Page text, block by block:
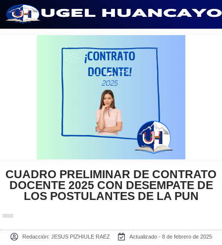
CUADRO PRELIMINAR DE CONTRATO
DOCENTE 2025 CON DESEMPATE DE
LOS POSTULANTES DE LA PUN
Redacción: JESUS PIZHIULE RAEZ Actualizado - 8 de febrero de 2025